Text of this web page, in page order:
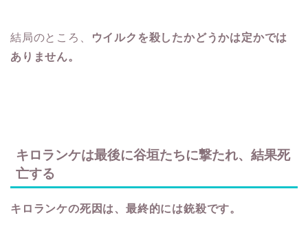
結局のところ、
ウイルクを殺したかどうかは定かでは
ありません。
キロランケは最後に谷垣たちに撃たれ、結果死
亡する
キロランケの死因は、最終的には銃殺です。